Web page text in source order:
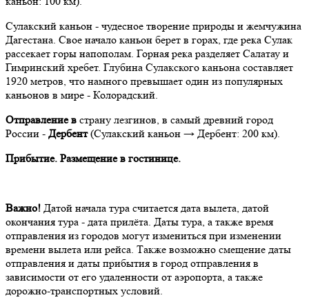
Сулакский каньон - чудесное творение природы и жемчужина
Дагестана. Свое начало каньон берет в горах, где река Сулак
рассекает горы напополам. Горная река разделяет Салатау и
Гимринский хребет. Глубина Сулакского каньона составляет
1920 метров, что намного превышает один из популярных
каньонов в мире - Колорадский.
Отправление в страну лезгинов, в самый древний город
России - Дербент(Сулакский каньон → Дербент: 200 км).
Прибытие. Размещение в гостинице.
Важно! Датой начала тура считается дата вылета, датой
окончания тура - дата прилёта. Даты тура, а также время
отправления из городов могут измениться при изменении
времени вылета или рейса. Также возможно смещение даты
отправления и даты прибытия в город отправления в
зависимости от его удаленности от аэропорта, а также
дорожно-транспортных условий.